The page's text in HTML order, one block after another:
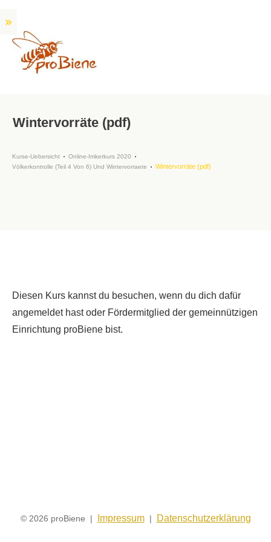
Wintervorräte (pdf)
Kurse-Uebersicht
Online-Imkerkurs 2020
Völkerkontrolle (Teil 4 Von 6) Und Wintervorraete
Wintervorräte (pdf)
Diesen Kurs kannst du besuchen, wenn du dich dafür
angemeldet hast oder Fördermitglied der gemeinnützigen
Einrichtung proBiene bist.
© 2026 proBiene | Impressum| Datenschutzerklärung